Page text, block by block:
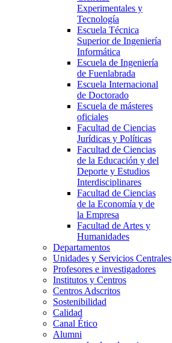
Experimentales y
Tecnología
Escuela Técnica
Superior de Ingeniería
Informática
Escuela de Ingeniería
de Fuenlabrada
Escuela Internacional
de Doctorado
Escuela de másteres
oficiales
Facultad de Ciencias
Jurídicas y Políticas
Facultad de Ciencias
de la Educación y del
Deporte y Estudios
Interdisciplinares
Facultad de Ciencias
de la Economía y de
la Empresa
Facultad de Artes y
Humanidades
Departamentos
Unidades y Servicios Centrales
Profesores e investigadores
Institutos y Centros
Centros Adscritos
Sostenibilidad
Calidad
Canal Ético
Alumni